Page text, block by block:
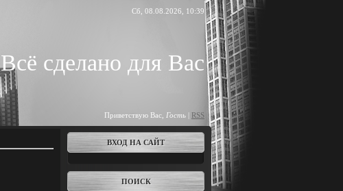
Сб, 08.08.2026, 10:39
Всё сделано для Вас
Приветствую Вас Гость | RSS
ВХОД НА САЙТ
ПОИСК